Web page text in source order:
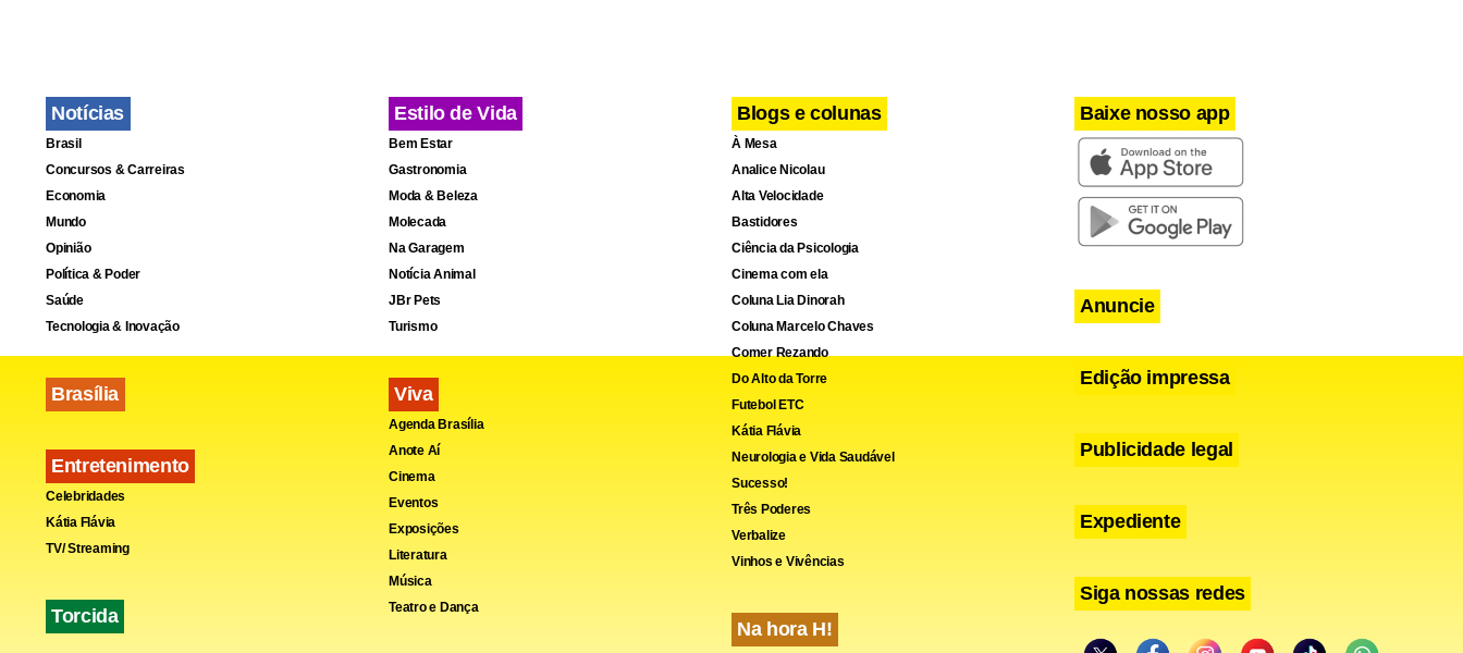
Notícias
Brasil
Concursos & Carreiras
Economia
Mundo
Opinião
Política & Poder
Saúde
Tecnologia & Inovação
Brasília
Entretenimento
Celebridades
Kátia Flávia
TV/ Streaming
Torcida
Estilo de Vida
Bem Estar
Gastronomia
Moda & Beleza
Molecada
Na Garagem
Notícia Animal
JBr Pets
Turismo
Viva
Agenda Brasília
Anote Aí
Cinema
Eventos
Exposições
Literatura
Música
Teatro e Dança
Blogs e colunas
À Mesa
Analice Nicolau
Alta Velocidade
Bastidores
Ciência da Psicologia
Cinema com ela
Coluna Lia Dinorah
Coluna Marcelo Chaves
Comer Rezando
Do Alto da Torre
Futebol ETC
Kátia Flávia
Neurologia e Vida Saudável
Sucesso!
Três Poderes
Verbalize
Vinhos e Vivências
Na hora H!
Baixe nosso app
Anuncie
Edição impressa
Publicidade legal
Expediente
Siga nossas redes